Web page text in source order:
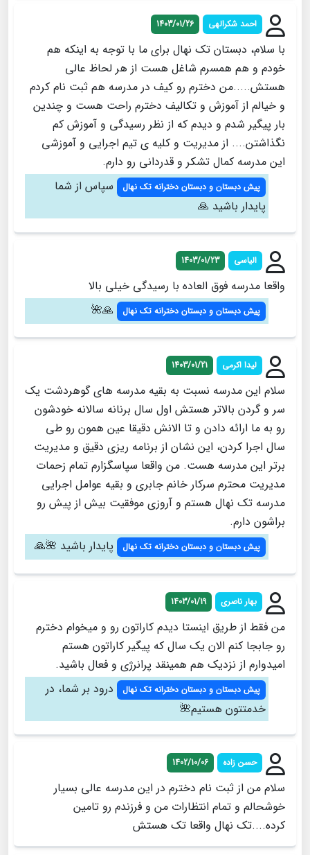
احمد شکرالهی 1403/01/26
با سلام، دبستان تک نهال برای ما با توجه به اینکه هم
خودم و هم همسرم شاغل هست از هر لحاظ عالی
هستش.....من دخترم رو کیف در مدرسه هم ثبت نام کردم
و خیالم از آموزش و تکالیف دخترم راحت هست و چندین
بار پیگیر شدم و دیدم که از نظر رسیدگی و آموزش کم
نگذاشتن.... از مدیریت و کلیه ی تیم اجرایی و آموزشی
این مدرسه کمال تشکر و قدردانی رو دارم.
پیش دبستان و دبستان دخترانه تک نهال
سپاس از شما
پایدار باشید 🙏
الیاسی 1403/01/23
واقعا مدرسه فوق العاده با رسیدگی خیلی بالا
پیش دبستان و دبستان دخترانه تک نهال 🙏🌺
لیدا اکرمی 1403/01/21
سلام این مدرسه نسبت به بقیه مدرسه های گوهردشت یک
سر و گردن بالاتر هستش اول سال برنانه سالانه خودشون
رو به ما ارائه دادن و تا الانش دقیقا عین همون رو طی
سال اجرا کردن، این نشان از برنامه ریزی دقیق و مدیریت
برتر این مدرسه هست. من واقعا سپاسگزارم تمام زحمات
مدیریت محترم سرکار خانم جابری و بقیه عوامل اجرایی
مدرسه تک نهال هستم و آروزی موفقیت بیش از پیش رو
براشون دارم.
پیش دبستان و دبستان دخترانه تک نهال پایدار باشید 🌺🙏
بهار ناصري 1403/01/19
من فقط از طريق اينستا ديدم كاراتون رو و ميخوام دخترم
رو جابجا كنم الان يك سال كه پيگير كاراتون هستم
اميدوارم از نزديك هم همينقد پرانرژي و فعال باشيد.
پیش دبستان و دبستان دخترانه تک نهال
درود بر شما، در
خدمتتون هستیم🌺
حسن زاده 1402/10/06
سلام من از ثبت نام دخترم در این مدرسه عالی بسیار
خوشحالم و تمام انتظارات من و فرزندم رو تامین
کرده....تک نهال واقعا تک هستش